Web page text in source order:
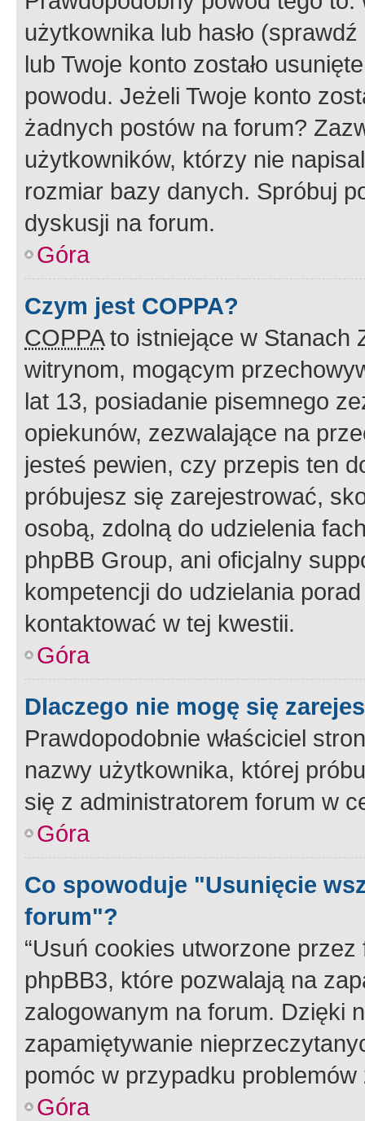
użytkownika lub hasło
lub Twoje konto zostało
powodu. Jeżeli Twoje konto
żadnych postów na forum?
użytkowników, którzy nie
rozmiar bazy danych. Spróbuj
dyskusji na forum.
Góra
Czym jest COPPA?
COPPAto istniejące w Stanach
witrynom, mogącym
lat 13, posiadanie pisemnego
opiekunów, zezwalające na
jesteś pewien, czy przepis ten
próbujesz się zarejestrować,
osobą, zdolną do udzielenia
phpBB Group, ani oficjalny
kompetencji do udzielania
kontaktować w tej kwestii.
Góra
Dlaczego nie mogę się
Prawdopodobnie właściciel
nazwy użytkownika, której
się z administratorem forum w
Góra
Co spowoduje "Usunięcie
forum"?
“Usuń cookies utworzone
phpBB3, które pozwalają na
zalogowanym na forum. Dzięki
zapamiętywanie
pomóc w przypadku
Góra